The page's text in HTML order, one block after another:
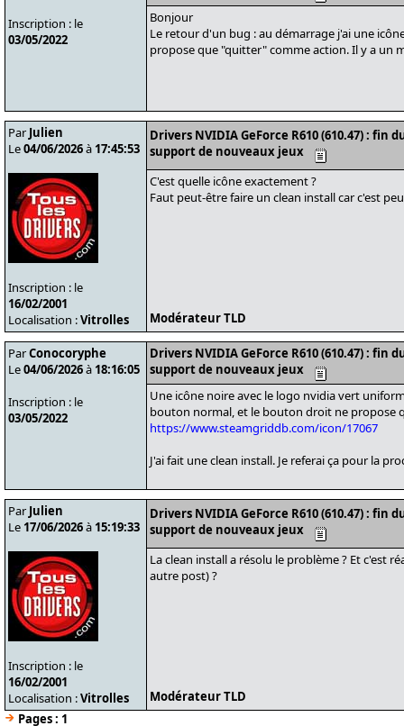
Inscription : le
03/05/2022
Bonjour
Le retour d'un bug : au démarrage j'ai une
propose que "quitter" comme action. Il y a un
Par Julien
Le04/06/2026à 17:45:53
Inscription : le
16/02/2001
Localisation :Vitrolles
Drivers NVIDIA GeForce R610 (610.47) :
support de nouveaux jeux
C'est quelle icône exactement ?
Faut peut-être faire un clean install car c'est
Modérateur TLD
ParConocoryphe
Le04/06/2026à 18:16:05
Inscription : le
03/05/2022
Drivers NVIDIA GeForce R610 (610.47) :
support de nouveaux jeux
Une icône noire avec le logo nvidia vert
bouton normal, et le bouton droit ne propose
https://www.steamgriddb.com/icon/17067
J'ai fait une clean install. Je referai ça pour la
Par Julien
Le 17/06/2026à 15:19:33
Inscription : le
16/02/2001
Localisation :Vitrolles
Drivers NVIDIA GeForce R610 (610.47) :
support de nouveaux jeux
La clean install a résolu le problème ? Et c'est
autre post) ?
Modérateur TLD
Pages : 1